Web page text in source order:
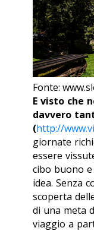
Fonte:
E visto che
davvero
(http://
giornate
essere
cibo buono
idea. Senza
scoperta
di una meta
viaggio a